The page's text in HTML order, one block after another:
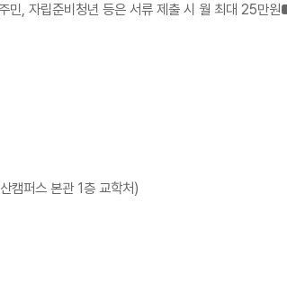
, 자립준비청년 등은 서류 제출 시 월 최대 25만
캠퍼스 본관 1층 교학처)